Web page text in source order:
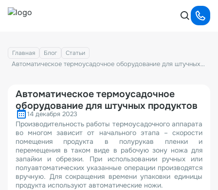
Главная Блог Статьи
Автоматическое термоусадочное оборудование для штучных продуктов
Автоматическое термоусадочное
оборудование для штучных продуктов
14 декабря 2023
Производительность работы термоусадочного аппарата
во многом зависит от начального этапа – скорости
помещения продукта в полурукав пленки и
перемещения в таком виде в рабочую зону ножа для
запайки и обрезки. При использовании ручных или
полуавтоматических указанные операции производятся
вручную. Для сокращения времени упаковки единицы
продукта используют автоматические ножи.